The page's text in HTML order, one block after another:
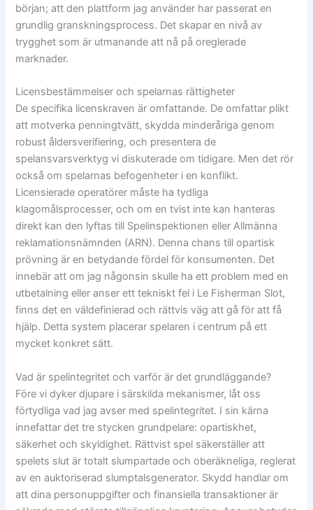
början; att den plattform jag använder har passerat en
grundlig granskningsprocess. Det skapar en nivå av
trygghet som är utmanande att nå på oreglerade
marknader.
Licensbestämmelser och spelarnas rättigheter
De specifika licenskraven är omfattande. De omfattar plikt
att motverka penningtvätt, skydda minderåriga genom
robust åldersverifiering, och presentera de
spelansvarsverktyg vi diskuterade om tidigare. Men det rör
också om spelarnas befogenheter i en konflikt.
Licensierade operatörer måste ha tydliga
klagomålsprocesser, och om en tvist inte kan hanteras
direkt kan den lyftas till Spelinspektionen eller Allmänna
reklamationsnämnden (ARN). Denna chans till opartisk
prövning är en betydande fördel för konsumenten. Det
innebär att om jag någonsin skulle ha ett problem med en
utbetalning eller anser ett tekniskt fel i Le Fisherman Slot,
finns det en väldefinierad och rättvis väg att gå för att få
hjälp. Detta system placerar spelaren i centrum på ett
mycket konkret sätt.
Vad är spelintegritet och varför är det grundläggande?
Före vi dyker djupare i särskilda mekanismer, låt oss
förtydliga vad jag avser med spelintegritet. I sin kärna
innefattar det tre stycken grundpelare: opartiskhet,
säkerhet och skyldighet. Rättvist spel säkerställer att
spelets slut är totalt slumpartade och oberäkneliga, reglerat
av en auktoriserad slumptalsgenerator. Skydd handlar om
att dina personuppgifter och finansiella transaktioner är